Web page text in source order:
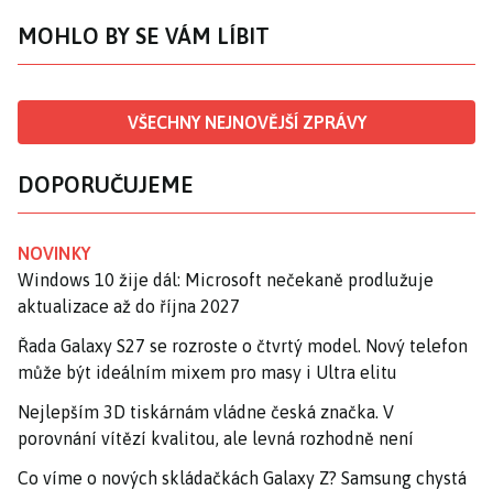
MOHLO BY SE VÁM LÍBIT
VŠECHNY NEJNOVĚJŠÍ ZPRÁVY
DOPORUČUJEME
NOVINKY
Windows 10 žije dál: Microsoft nečekaně prodlužuje
aktualizace až do října 2027
Řada Galaxy S27 se rozroste o čtvrtý model. Nový telefon
může být ideálním mixem pro masy i Ultra elitu
Nejlepším 3D tiskárnám vládne česká značka. V
porovnání vítězí kvalitou, ale levná rozhodně není
Co víme o nových skládačkách Galaxy Z? Samsung chystá